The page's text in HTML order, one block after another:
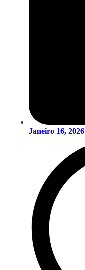
Janeiro 16, 2026